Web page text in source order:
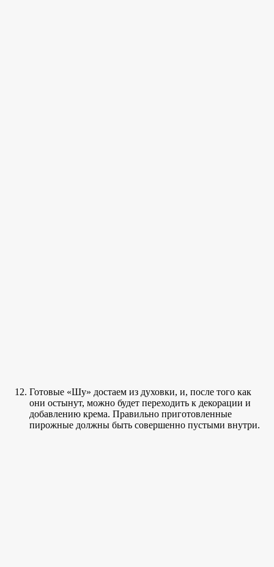
Готовые «Шу» достаем из духовки, и, после того как
они остынут, можно будет переходить к декорации и
добавлению крема. Правильно приготовленные
пирожные должны быть совершенно пустыми внутри.